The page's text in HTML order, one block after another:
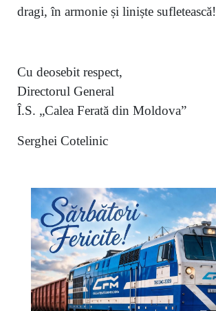
dragi, în armonie și liniște sufletească!
Cu deosebit respect,
Directorul General
Î.S. „Calea Ferată din Moldova”
Serghei Cotelinic